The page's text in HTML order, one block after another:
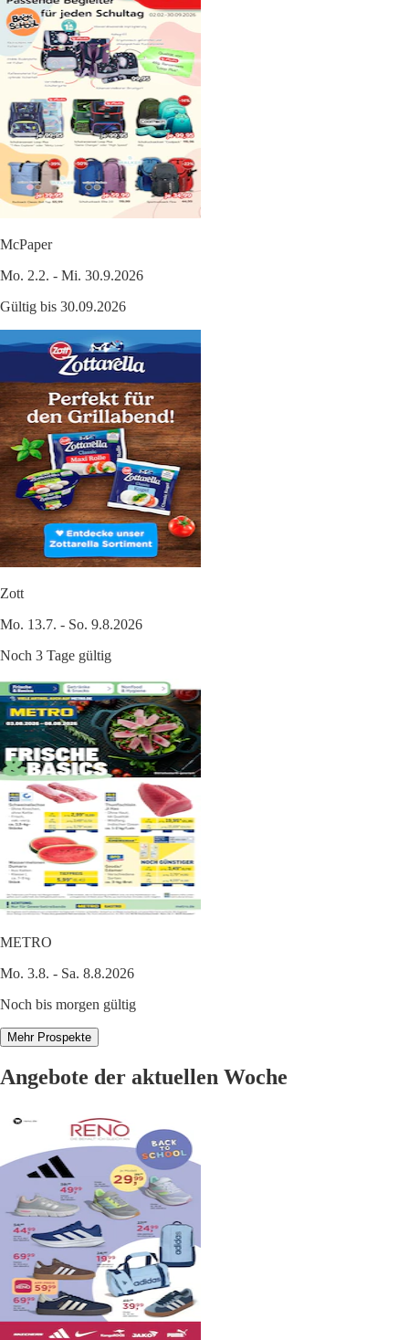
McPaper
Mo. 2.2. - Mi. 30.9.2026
Gültig bis 30.09.2026
Zott
Mo. 13.7. - So. 9.8.2026
Noch 3 Tage gültig
METRO
Mo. 3.8. - Sa. 8.8.2026
Noch bis morgen gültig
Mehr Prospekte
Angebote der aktuellen Woche